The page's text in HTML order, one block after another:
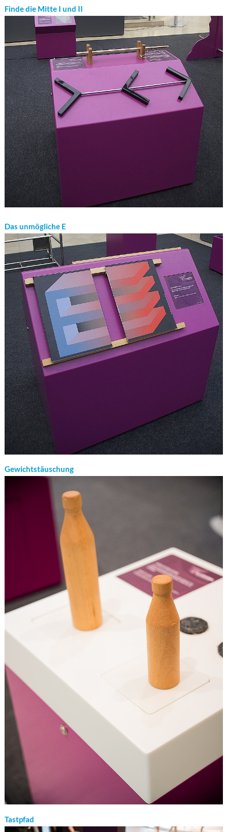
Finde die Mitte I und II
Das unmögliche E
Gewichtstäuschung
Tastpfad